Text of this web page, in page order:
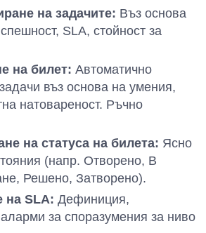
на задачите: Въз основа
SLA, стойност за
на билет: Автоматично
въз основа на умения,
натовареност. Ръчно
на статуса на билета: Ясно
(напр. Отворено, В
Решено, Затворено).
на SLA: Дефиниция,
за споразумения за ниво